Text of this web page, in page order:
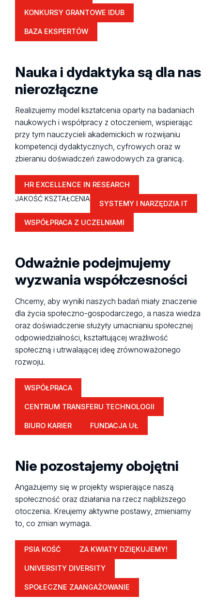
KONKURSY GRANTOWE IDUB
BAZA EKSPERTÓW
Nauka i dydaktyka są dla nas
nierozłączne
Realizujemy model kształcenia oparty na badaniach
naukowych i współpracy z otoczeniem, wspierając
przy tym nauczycieli akademickich w rozwijaniu
kompetencji dydaktycznych, cyfrowych oraz w
zbieraniu doświadczeń zawodowych za granicą.
HR EXCELLENCE IN RESEARCH
JAKOŚĆ KSZTAŁCENIA
SYSTEMY I NARZĘDZIA IT
WSPÓŁPRACA Z UCZELNIAMI
Odważnie podejmujemy
wyzwania współczesności
Chcemy, aby wyniki naszych badań miały znaczenie
dla życia społeczno-gospodarczego, a nasza wiedza
oraz doświadczenie służyły umacnianiu społecznej
odpowiedzialności, kształtującej wrażliwość
społeczną i utrwalającej ideę zrównoważonego
rozwoju.
WSPÓŁPRACA
CENTRUM TRANSFERU TECHNOLOGII
BIURO KARIER FUNDACJA UŁ
Nie pozostajemy obojętni
Angażujemy się w projekty wspierające naszą
społeczność oraz działania na rzecz najbliższego
otoczenia. Kreujemy aktywne postawy, zmieniamy
to, co zmian wymaga.
PSIA KOŚĆ ZA KWIATY DZIĘKUJEMY!
UNIVERSITY DIVERSITY
SPOŁECZNE ZAANGAŻOWANIE